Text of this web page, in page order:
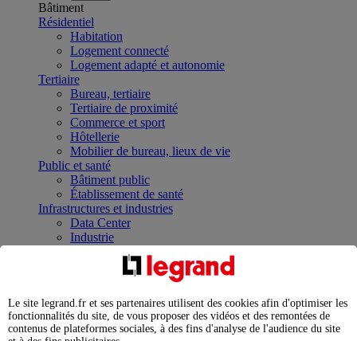
Bâtiment
Résidentiel
Habitation
Logement connecté
Logement adapté et autonomie
Tertiaire
Bureau, tertiaire
Tertiaire de proximité
Commerce et sport
Hôtellerie
Mobilier de bureau, lieux de vie
Public et santé
Bâtiment public
Établissement de santé
Infrastructures et industries
Data Center
Industrie
Infrastructures
Contrôler et planifier le fonctionnement des appareils
Répartir et optimiser son tableau électrique
Legrand Data Center Solutions : concentrer les
expertises au service de vos performances
Le site legrand.fr et ses partenaires utilisent des cookies afin d'optimiser les
fonctionnalités du site, de vous proposer des vidéos et des remontées de
contenus de plateformes sociales, à des fins d'analyse de l'audience du site